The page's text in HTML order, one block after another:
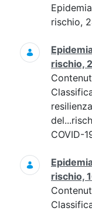
rischio,
rischio,
COVID-
rischio,